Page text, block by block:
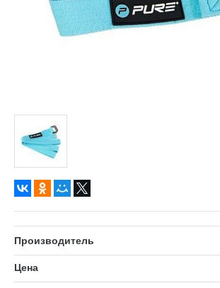
Производитель
Цена